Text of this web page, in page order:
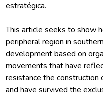
This article seeks to show
peripheral region in
development based on
movements that have
resistance the
and have survived the